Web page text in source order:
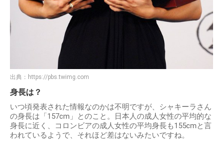
出典： https://pbs.twimg.com
身長は？
いつ頃発表された情報なのかは不明ですが、シャキーラさん
の身長は「157cm」とのこと。日本人の成人女性の平均的な
身長に近く、コロンビアの成人女性の平均身長も155cmと言
われているようで、それほど差はないみたいですね。